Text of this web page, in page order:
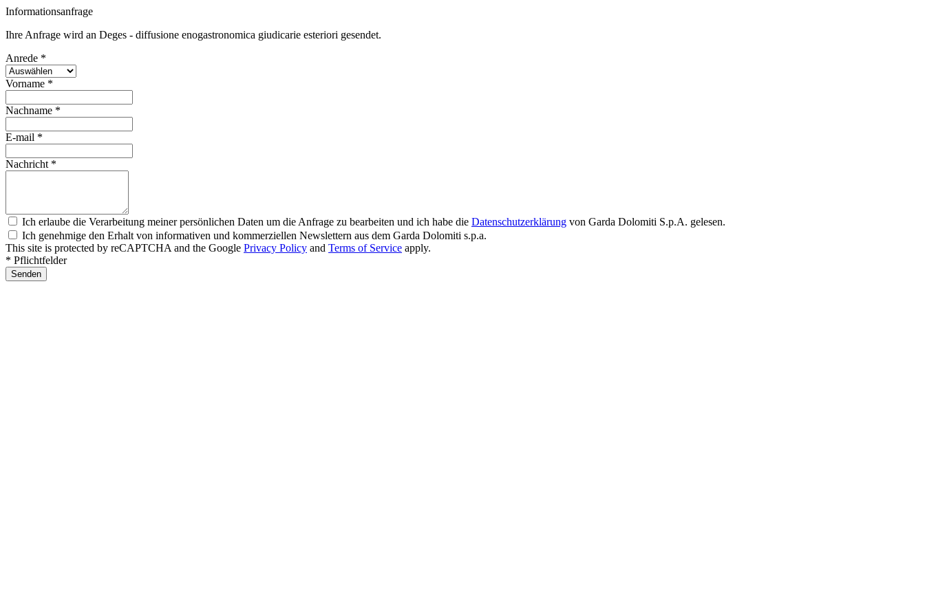
Informationsanfrage
Ihre Anfrage wird an Deges - diffusione enogastronomica giudicarie esteriori gesendet.
Anrede *
Vorname *
Nachname *
E-mail *
Nachricht *
Ich erlaube die Verarbeitung meiner persönlichen Daten um die Anfrage zu bearbeiten und ich habe die Datenschutzerklärung von Garda Dolomiti S.p.A. gelesen.
Ich genehmige den Erhalt von informativen und kommerziellen Newslettern aus dem Garda Dolomiti s.p.a.
This site is protected by reCAPTCHA and the Google Privacy Policy and Terms of Service apply.
* Pflichtfelder
Senden